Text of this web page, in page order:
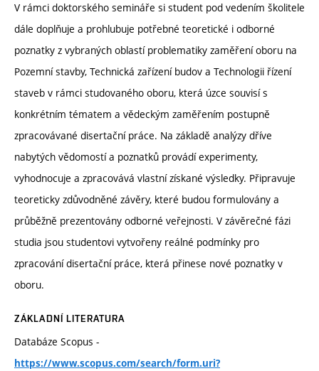
V rámci doktorského semináře si student pod vedením školitele
dále doplňuje a prohlubuje potřebné teoretické i odborné
poznatky z vybraných oblastí problematiky zaměření oboru na
Pozemní stavby, Technická zařízení budov a Technologii řízení
staveb v rámci studovaného oboru, která úzce souvisí s
konkrétním tématem a vědeckým zaměřením postupně
zpracovávané disertační práce. Na základě analýzy dříve
nabytých vědomostí a poznatků provádí experimenty,
vyhodnocuje a zpracovává vlastní získané výsledky. Připravuje
teoreticky zdůvodněné závěry, které budou formulovány a
průběžně prezentovány odborné veřejnosti. V závěrečné fázi
studia jsou studentovi vytvořeny reálné podmínky pro
zpracování disertační práce, která přinese nové poznatky v
oboru.
ZÁKLADNÍ LITERATURA
Databáze Scopus -
https://www.scopus.com/search/form.uri?